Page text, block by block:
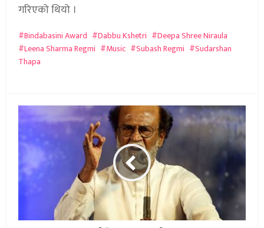
गरिएको थियो ।
Bindabasini Award Dabbu Kshetri
Deepa Shree Niraula
Leena Sharma Regmi
Music Subash Regmi
Sudarshan
Thapa